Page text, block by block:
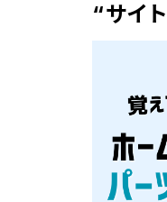
“サイ